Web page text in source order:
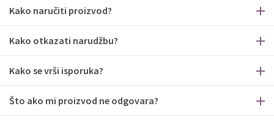
Kako naručiti proizvod?
Kako otkazati narudžbu?
Kako se vrši isporuka?
Što ako mi proizvod ne odgovara?